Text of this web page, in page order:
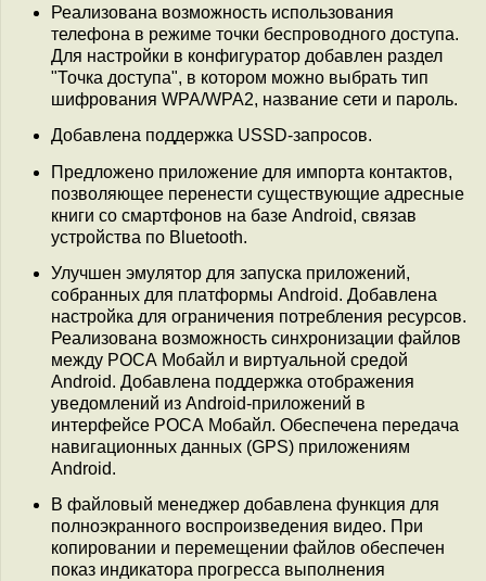
Реализована возможность использования
телефона в режиме точки беспроводного доступа.
Для настройки в конфигуратор добавлен раздел
"Точка доступа", в котором можно выбрать тип
шифрования WPA/WPA2, название сети и пароль.
Добавлена поддержка USSD-запросов.
Предложено приложение для импорта контактов,
позволяющее перенести существующие адресные
книги со смартфонов на базе Android, связав
устройства по Bluetooth.
Улучшен эмулятор для запуска приложений,
собранных для платформы Android. Добавлена
настройка для ограничения потребления ресурсов.
Реализована возможность синхронизации файлов
между РОСА Мобайл и виртуальной средой
Android. Добавлена поддержка отображения
уведомлений из Android-приложений в
интерфейсе РОСА Мобайл. Обеспечена передача
навигационных данных (GPS) приложениям
Android.
В файловый менеджер добавлена функция для
полноэкранного воспроизведения видео. При
копировании и перемещении файлов обеспечен
показ индикатора прогресса выполнения